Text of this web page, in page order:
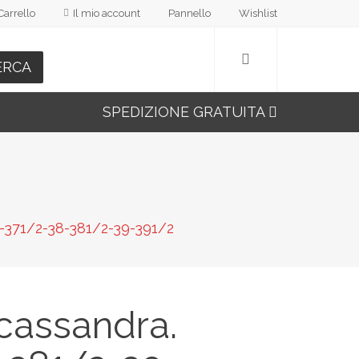
Il mio account Pannello Wishlist
SPEDIZIONE GRATUITA
2-38-381/2-39-391/2